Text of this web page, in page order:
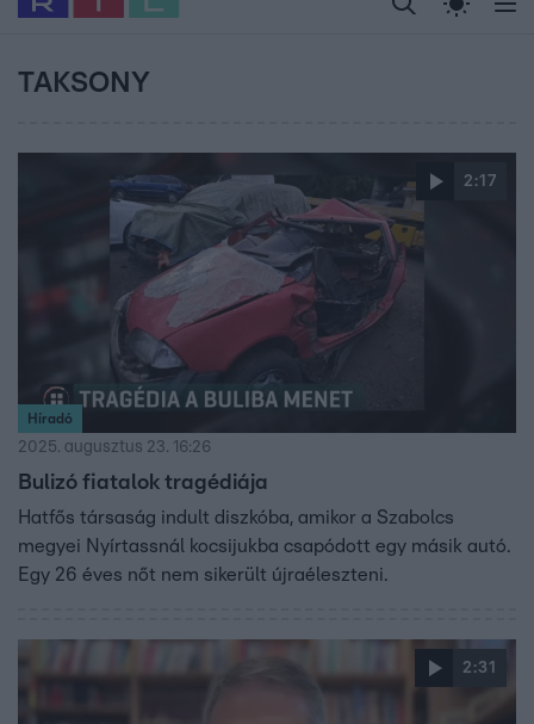
Babits Marcella Most Wanted Gallusz
TAKSONY
2:17
Híradó
2025. augusztus 23. 16:26
Bulizó fiatalok tragédiája
Hatfős társaság indult diszkóba, amikor a Szabolcs
megyei Nyírtassnál kocsijukba csapódott egy másik autó.
Egy 26 éves nőt nem sikerült újraéleszteni.
2:31